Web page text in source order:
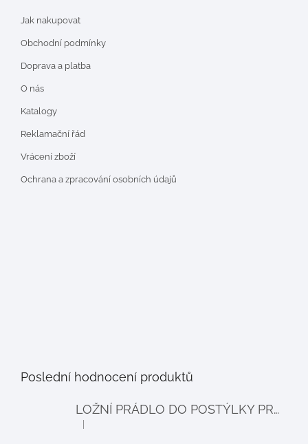
Jak nakupovat
Obchodní podmínky
Doprava a platba
O nás
Katalogy
Reklamační řád
Vrácení zboží
Ochrana a zpracování osobních údajů
Poslední hodnocení produktů
LOŽNÍ PRÁDLO DO POSTÝLKY PRO PANENKY BALLOON - šedé
Hodnocení produktu je 4 z 5 hvězdiček.